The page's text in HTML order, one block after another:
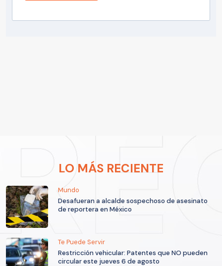
LO MÁS RECIENTE
Mundo
Desafueran a alcalde sospechoso de asesinato
de reportera en México
Te Puede Servir
Restricción vehicular: Patentes que NO pueden
circular este jueves 6 de agosto